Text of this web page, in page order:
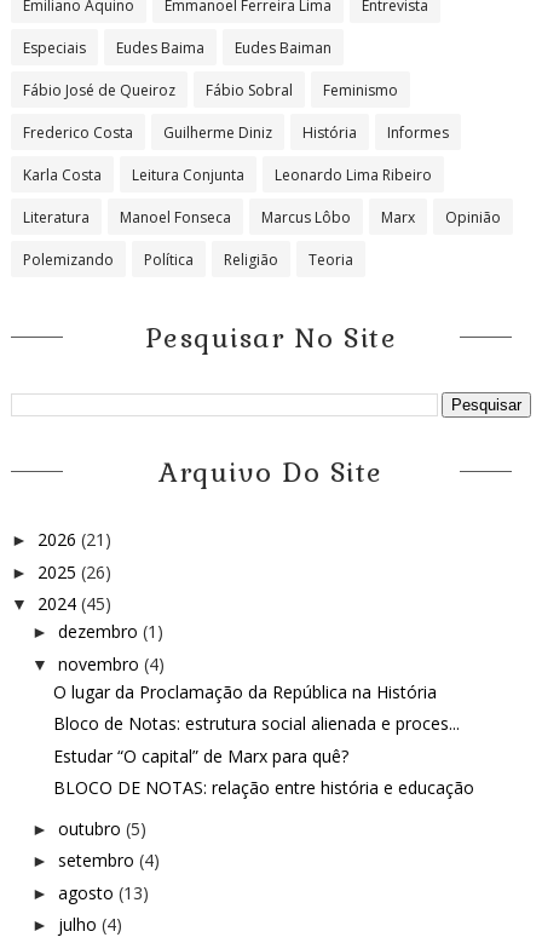
Emiliano Aquino Emmanoel Ferreira Lima Entrevista
Especiais Eudes Baima Eudes Baiman
Fábio José de Queiroz Fábio Sobral Feminismo
Frederico Costa Guilherme Diniz História Informes
Karla Costa Leitura Conjunta Leonardo Lima Ribeiro
Literatura Manoel Fonseca Marcus Lôbo Marx Opinião
Polemizando Política Religião Teoria
Pesquisar No Site
Arquivo Do Site
► 2026 (21)
► 2025 (26)
▼ 2024 (45)
► dezembro (1)
▼ novembro (4)
O lugar da Proclamação da República na História
Bloco de Notas: estrutura social alienada e proces...
Estudar “O capital” de Marx para quê?
BLOCO DE NOTAS: relação entre história e educação
► outubro (5)
► setembro (4)
► agosto (13)
► julho (4)